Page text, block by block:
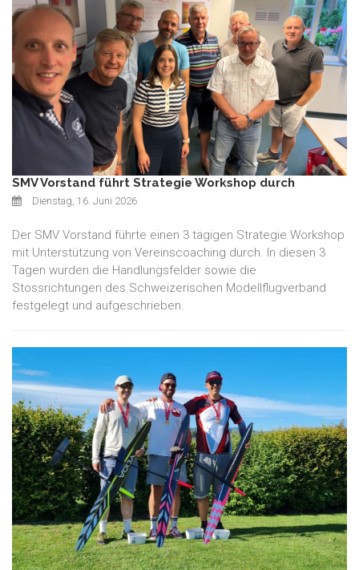
SMV Vorstand führt Strategie Workshop durch
Dienstag, 16. Juni 2026
Der SMV Vorstand führte einen 3 tägigen Strategie Workshop
mit Unterstützung von Vereinscoaching durch. In diesen 3
Tagen wurden die Handlungsfelder sowie die
Stossrichtungen des Schweizerischen Modellflugverband
festgelegt und aufgeschrieben.